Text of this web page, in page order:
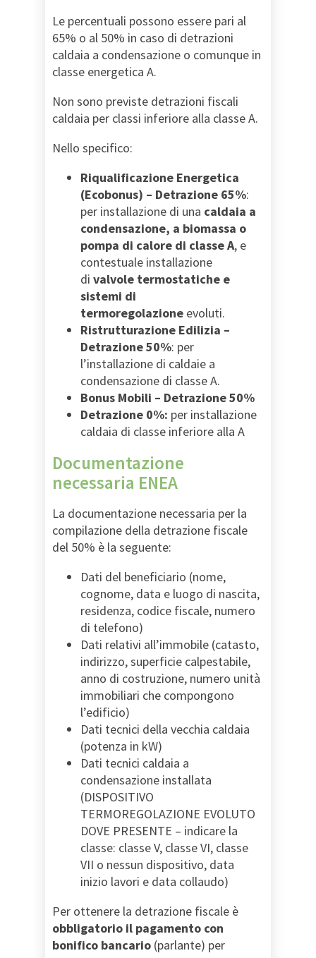
Le percentuali possono essere pari al
65% o al 50% in caso di detrazioni
caldaia a condensazione o comunque in
classe energetica A.
Non sono previste detrazioni fiscali
caldaia per classi inferiore alla classe A.
Nello specifico:
Riqualificazione Energetica
(Ecobonus) – Detrazione 65%:
per installazione di una caldaia a
condensazione, a biomassa o
pompa di calore di classe A, e
contestuale installazione
di valvole termostatiche e
sistemi di
termoregolazione evoluti.
Ristrutturazione Edilizia –
Detrazione 50%: per
l’installazione di caldaie a
condensazione di classe A.
Bonus Mobili – Detrazione 50%
Detrazione 0%: per installazione
caldaia di classe inferiore alla A
Documentazione
necessaria ENEA
La documentazione necessaria per la
compilazione della detrazione fiscale
del 50% è la seguente:
Dati del beneficiario (nome,
cognome, data e luogo di nascita,
residenza, codice fiscale, numero
di telefono)
Dati relativi all’immobile (catasto,
indirizzo, superficie calpestabile,
anno di costruzione, numero unità
immobiliari che compongono
l’edificio)
Dati tecnici della vecchia caldaia
(potenza in kW)
Dati tecnici caldaia a
condensazione installata
(DISPOSITIVO
TERMOREGOLAZIONE EVOLUTO
DOVE PRESENTE – indicare la
classe: classe V, classe VI, classe
VII o nessun dispositivo, data
inizio lavori e data collaudo)
Per ottenere la detrazione fiscale è
obbligatorio il pagamento con
bonifico bancario (parlante) per